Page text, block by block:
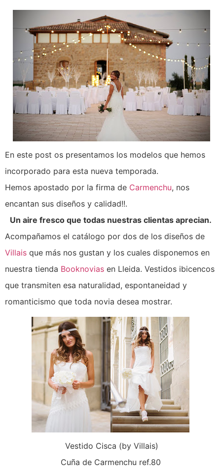
En este post os presentamos los modelos que hemos
incorporado para esta nueva temporada.
Hemos apostado por la firma de Carmenchu, nos
encantan sus diseños y calidad!!.
Un aire fresco que todas nuestras clientas aprecian.
Acompañamos el catálogo por dos de los diseños de
Villais que más nos gustan y los cuales disponemos en
nuestra tienda Booknovias en Lleida. Vestidos ibicencos
que transmiten esa naturalidad, espontaneidad y
romanticismo que toda novia desea mostrar.
Vestido Cisca (by Villais)
Cuña de Carmenchu ref.80